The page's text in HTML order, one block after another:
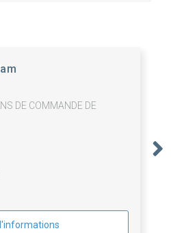
DE COMMANDE DE